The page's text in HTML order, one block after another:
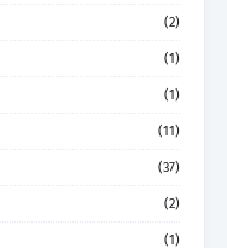
(2)
(1)
(1)
(11)
(37)
(2)
(1)